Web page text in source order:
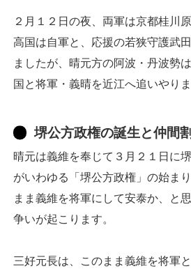
２月１２日の夜、両軍は京都桂川
高国は自軍と、応援の若狭守護武
ましたが、晴元方の阿波・丹波勢
国と将軍・義晴を近江へ追いやりま
堺公方政権の誕生と仲間
晴元は義維を奉じて３月２１日に
がいわゆる「堺公方政権」の始ま
まま義維を将軍にして安泰か、と
争いが起こります。
三好元長は、このまま義維を将軍